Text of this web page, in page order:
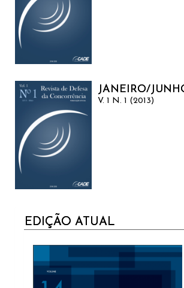
JANEIRO/
V. 1 N. 1 (2013)
CURRENT
EDIÇÃO ATUAL